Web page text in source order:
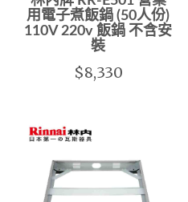
用電子煮飯鍋 (50人份)
110V 220v 飯鍋 不含安
裝
$8,330